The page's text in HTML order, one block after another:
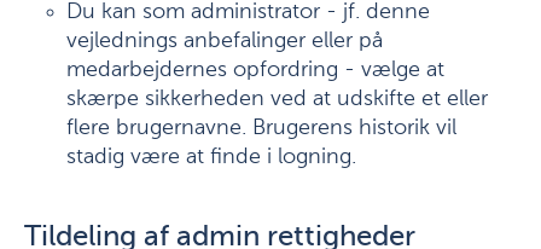
Du kan som administrator - jf. denne
vejlednings anbefalinger eller på
medarbejdernes opfordring - vælge at
skærpe sikkerheden ved at udskifte et eller
flere brugernavne. Brugerens historik vil
stadig være at finde i logning.
Tildeling af admin rettigheder